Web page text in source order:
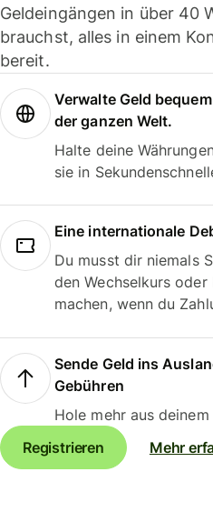
Geldeingängen in über 40
brauchst, alles in einem
bereit.
Verwalte Geld
der ganzen Welt.
Halte deine
sie in
Eine internationale
Du musst dir niemals
den Wechselkurs
machen, wenn du
Sende Geld ins
Gebühren
Hole mehr aus
Registrieren
Mehr